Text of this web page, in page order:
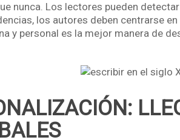
nunca. Los lectores pueden
los autores deben centrarse
y personal es la mejor manera de